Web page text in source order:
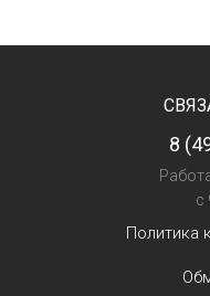
8
с
Политика